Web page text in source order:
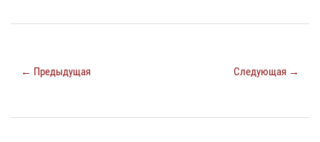
← Предыдущая Следующая →